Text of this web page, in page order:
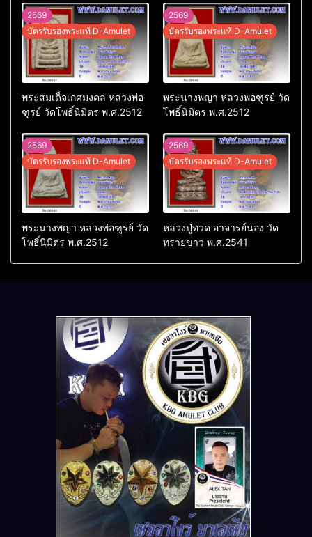
2569
บัตรรับรองพระแท้ D-Amulet
พระสมเด็จเกศมงคล หลวงพ่อ
ฑูรย์ วัดโพธิ์นิมิตร พ.ศ.2512
2569
บัตรรับรองพระแท้ D-Amulet
พระนางพญา หลวงพ่อฑูรย์ วัด
โพธิ์นิมิตร พ.ศ.2512
2569
บัตรรับรองพระแท้ D-Amulet
พระนางพญา หลวงพ่อฑูรย์ วัด
โพธิ์นิมิตร พ.ศ.2512
2569
บัตรรับรองพระแท้ D-Amulet
หลวงปู่ทวด อาจารย์นอง วัด
ทรายขาว พ.ศ.2541